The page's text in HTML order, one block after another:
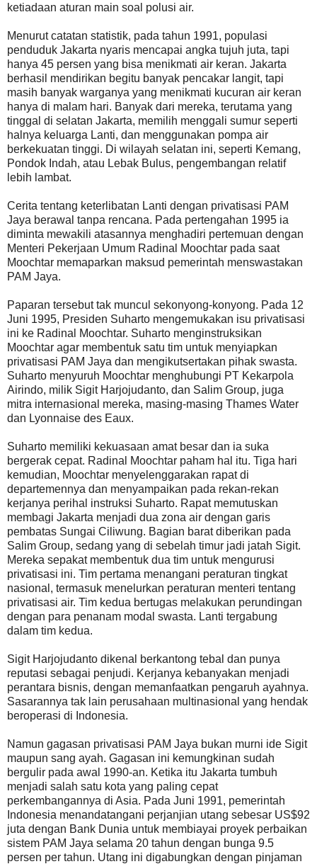
ketiadaan aturan main soal polusi air.
Menurut catatan statistik, pada tahun 1991, populasi
penduduk Jakarta nyaris mencapai angka tujuh juta, tapi
hanya 45 persen yang bisa menikmati air keran. Jakarta
berhasil mendirikan begitu banyak pencakar langit, tapi
masih banyak warganya yang menikmati kucuran air keran
hanya di malam hari. Banyak dari mereka, terutama yang
tinggal di selatan Jakarta, memilih menggali sumur seperti
halnya keluarga Lanti, dan menggunakan pompa air
berkekuatan tinggi. Di wilayah selatan ini, seperti Kemang,
Pondok Indah, atau Lebak Bulus, pengembangan relatif
lebih lambat.
Cerita tentang keterlibatan Lanti dengan privatisasi PAM
Jaya berawal tanpa rencana. Pada pertengahan 1995 ia
diminta mewakili atasannya menghadiri pertemuan dengan
Menteri Pekerjaan Umum Radinal Moochtar pada saat
Moochtar memaparkan maksud pemerintah menswastakan
PAM Jaya.
Paparan tersebut tak muncul sekonyong-konyong. Pada 12
Juni 1995, Presiden Suharto mengemukakan isu privatisasi
ini ke Radinal Moochtar. Suharto menginstruksikan
Moochtar agar membentuk satu tim untuk menyiapkan
privatisasi PAM Jaya dan mengikutsertakan pihak swasta.
Suharto menyuruh Moochtar menghubungi PT Kekarpola
Airindo, milik Sigit Harjojudanto, dan Salim Group, juga
mitra internasional mereka, masing-masing Thames Water
dan Lyonnaise des Eaux.
Suharto memiliki kekuasaan amat besar dan ia suka
bergerak cepat. Radinal Moochtar paham hal itu. Tiga hari
kemudian, Moochtar menyelenggarakan rapat di
departemennya dan menyampaikan pada rekan-rekan
kerjanya perihal instruksi Suharto. Rapat memutuskan
membagi Jakarta menjadi dua zona air dengan garis
pembatas Sungai Ciliwung. Bagian barat diberikan pada
Salim Group, sedang yang di sebelah timur jadi jatah Sigit.
Mereka sepakat membentuk dua tim untuk mengurusi
privatisasi ini. Tim pertama menangani peraturan tingkat
nasional, termasuk menelurkan peraturan menteri tentang
privatisasi air. Tim kedua bertugas melakukan perundingan
dengan para penanam modal swasta. Lanti tergabung
dalam tim kedua.
Sigit Harjojudanto dikenal berkantong tebal dan punya
reputasi sebagai penjudi. Kerjanya kebanyakan menjadi
perantara bisnis, dengan memanfaatkan pengaruh ayahnya.
Sasarannya tak lain perusahaan multinasional yang hendak
beroperasi di Indonesia.
Namun gagasan privatisasi PAM Jaya bukan murni ide Sigit
maupun sang ayah. Gagasan ini kemungkinan sudah
bergulir pada awal 1990-an. Ketika itu Jakarta tumbuh
menjadi salah satu kota yang paling cepat
perkembangannya di Asia. Pada Juni 1991, pemerintah
Indonesia menandatangani perjanjian utang sebesar US$92
juta dengan Bank Dunia untuk membiayai proyek perbaikan
sistem PAM Jaya selama 20 tahun dengan bunga 9.5
persen per tahun. Utang ini digabungkan dengan pinjaman